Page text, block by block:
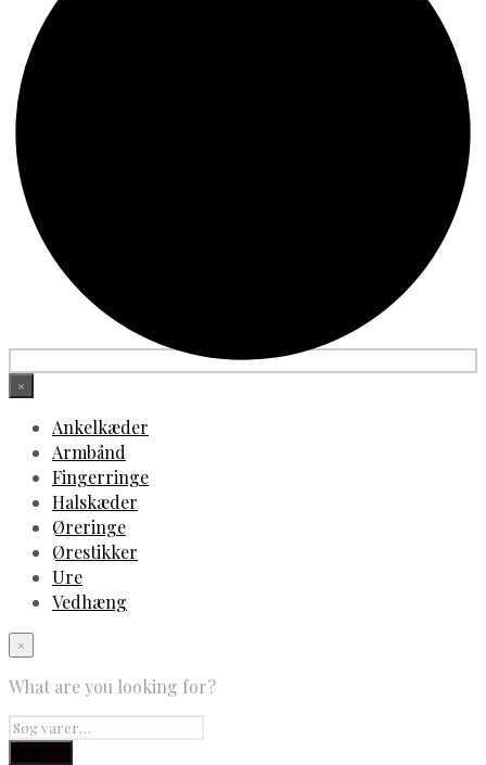
×
Ankelkæder
Armbånd
Fingerringe
Halskæder
Øreringe
Ørestikker
Ure
Vedhæng
×
What are you looking for?